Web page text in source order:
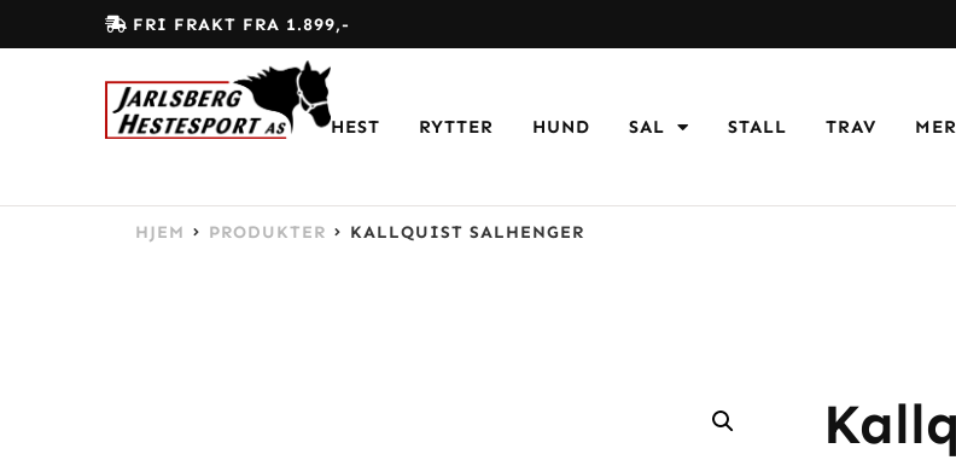
FRI FRAKT FRA 1.899,-
HEST RYTTER HUND SAL STALL TRAV
HJEM PRODUKTER KALLQUIST SALHENGER